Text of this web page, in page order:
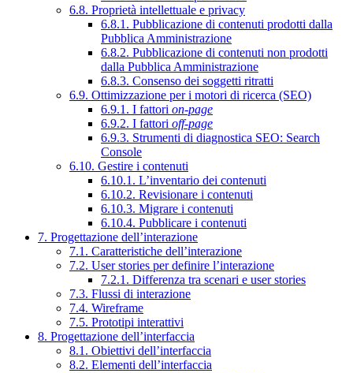
6.8. Proprietà intellettuale e privacy
6.8.1. Pubblicazione di contenuti prodotti dalla
Pubblica Amministrazione
6.8.2. Pubblicazione di contenuti non prodotti
dalla Pubblica Amministrazione
6.8.3. Consenso dei soggetti ritratti
6.9. Ottimizzazione per i motori di ricerca (SEO)
6.9.1. I fattori on-page
6.9.2. I fattori off-page
6.9.3. Strumenti di diagnostica SEO: Search
Console
6.10. Gestire i contenuti
6.10.1. L’inventario dei contenuti
6.10.2. Revisionare i contenuti
6.10.3. Migrare i contenuti
6.10.4. Pubblicare i contenuti
7. Progettazione dell’interazione
7.1. Caratteristiche dell’interazione
7.2. User stories per definire l’interazione
7.2.1. Differenza tra scenari e user stories
7.3. Flussi di interazione
7.4. Wireframe
7.5. Prototipi interattivi
8. Progettazione dell’interfaccia
8.1. Obiettivi dell’interfaccia
8.2. Elementi dell’interfaccia